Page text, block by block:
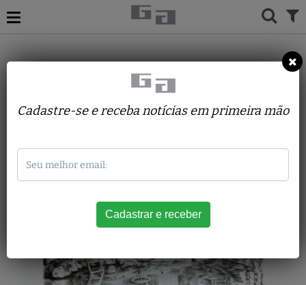
GREGÓRIO GRUBER
Sem Título
Cadastre-se e receba notícias em primeira mão